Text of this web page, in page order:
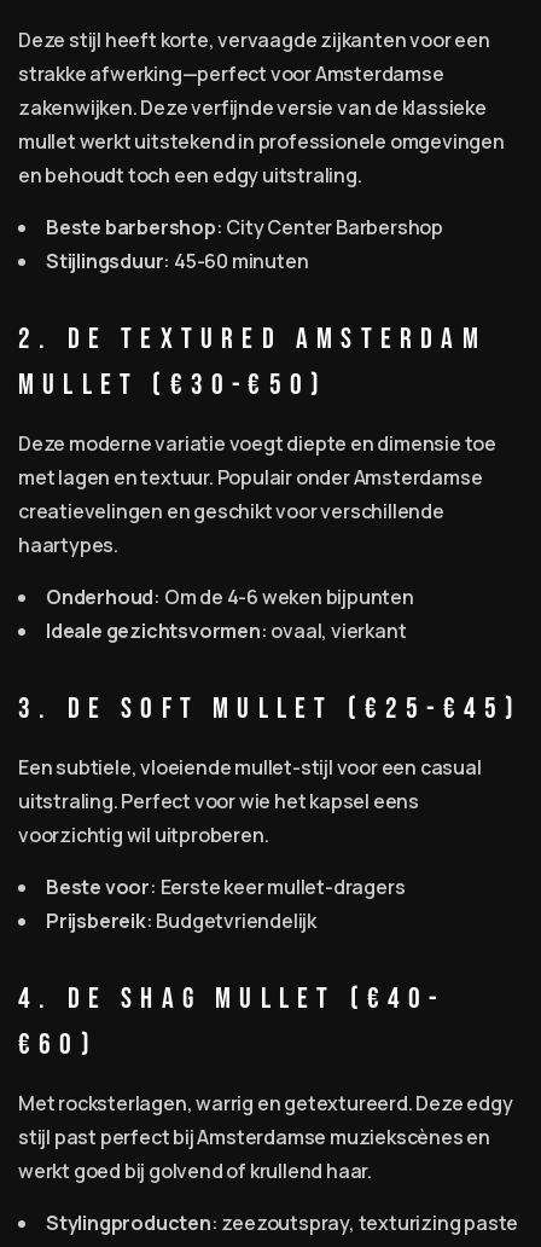
Deze stijl heeft korte, vervaagde zijkanten voor een
strakke afwerking—perfect voor Amsterdamse
zakenwijken. Deze verfijnde versie van de klassieke
mullet werkt uitstekend in professionele omgevingen
en behoudt toch een edgy uitstraling.
Beste barbershop: City Center Barbershop
Stijlingsduur: 45-60 minuten
2. De Textured Amsterdam
Mullet (€30-€50)
Deze moderne variatie voegt diepte en dimensie toe
met lagen en textuur. Populair onder Amsterdamse
creatievelingen en geschikt voor verschillende
haartypes.
Onderhoud: Om de 4-6 weken bijpunten
Ideale gezichtsvormen: ovaal, vierkant
3. De Soft Mullet (€25-€45)
Een subtiele, vloeiende mullet-stijl voor een casual
uitstraling. Perfect voor wie het kapsel eens
voorzichtig wil uitproberen.
Beste voor: Eerste keer mullet-dragers
Prijsbereik: Budgetvriendelijk
4. De Shag Mullet (€40-
€60)
Met rocksterlagen, warrig en getextureerd. Deze edgy
stijl past perfect bij Amsterdamse muziekscènes en
werkt goed bij golvend of krullend haar.
Stylingproducten: zeezoutspray, texturizing paste